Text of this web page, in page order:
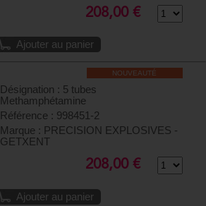
208,00 €
Ajouter au panier
NOUVEAUTÉ
Désignation : 5 tubes
Methamphétamine
Référence : 998451-2
Marque : PRECISION EXPLOSIVES -
GETXENT
208,00 €
Ajouter au panier